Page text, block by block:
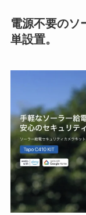
電源不要のソ
単設置。